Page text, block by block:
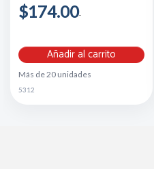
$174.00
Añadir al carrito
Más de 20 unidades
5312